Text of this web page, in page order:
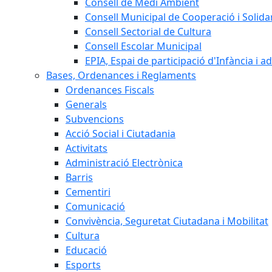
Consell Municipal de Cooperació i
Consell Sectorial de Cultura
Consell Escolar Municipal
EPIA, Espai de participació d'Infància i
Bases, Ordenances i Reglaments
Ordenances Fiscals
Generals
Subvencions
Acció Social i Ciutadania
Activitats
Administració Electrònica
Barris
Cementiri
Comunicació
Convivència, Seguretat Ciutadana i Mobilitat
Cultura
Educació
Esports